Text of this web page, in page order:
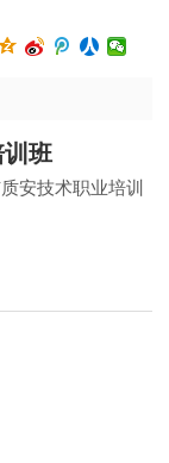
班
安技术职业培训